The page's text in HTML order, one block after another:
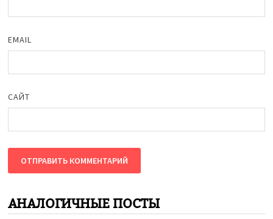
EMAIL
САЙТ
АНАЛОГИЧНЫЕ ПОСТЫ